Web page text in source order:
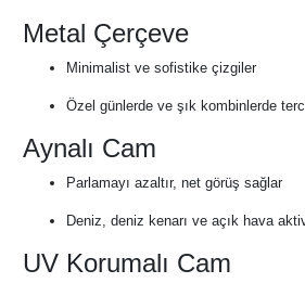
Metal Çerçeve
Minimalist ve sofistike çizgiler
Özel günlerde ve şık kombinlerde
Aynalı Cam
Parlamayı azaltır, net görüş sağlar
Deniz, deniz kenarı ve açık hava
UV Korumalı Cam